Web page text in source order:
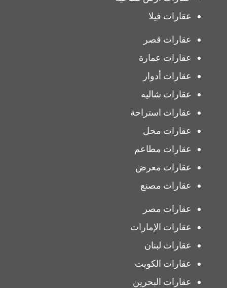
عقارات فيلا
عقارات قصر
عقارات عمارة
عقارات أدوار
عقارات شاليه
عقارات استراحة
عقارات محل
عقارات مطاعم
عقارات معرض
عقارات مصنع
عقارات مصر
عقارات الإمارات
عقارات لبنان
عقارات الكويت
عقارات البحرين